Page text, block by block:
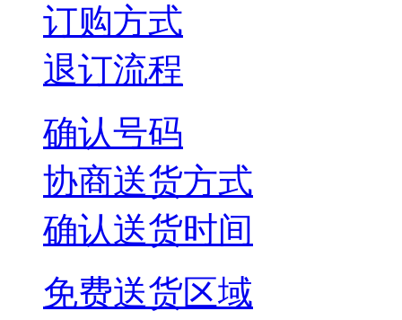
订购方式
退订流程
确认号码
协商送货方式
确认送货时间
免费送货区域